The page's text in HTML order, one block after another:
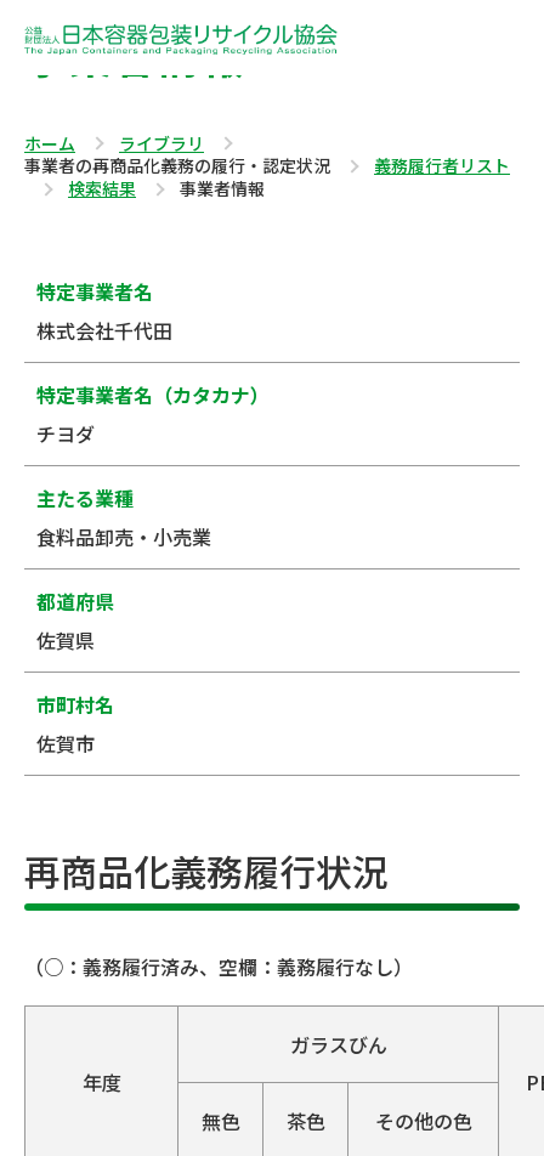
事業者情報
ホーム
ライブラリ
事業者の再商品化義務の履行・認定状況
義務履行者リスト
検索結果
事業者情報
特定事業者名
株式会社千代田
特定事業者名（カタカナ）
チヨダ
主たる業種
食料品卸売・小売業
都道府県
佐賀県
市町村名
佐賀市
再商品化義務履行状況
（○：義務履行済み、空欄：義務履行なし）
年度
ガラスびん
無色
茶色 その他の色